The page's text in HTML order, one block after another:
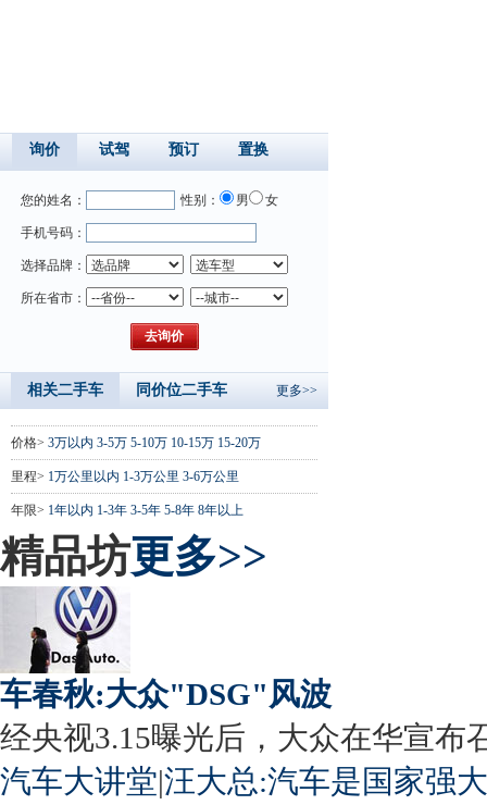
询价 试驾 预订 置换
您的姓名： 性别： 男 女
手机号码：
选择品牌：
所在省市：
相关二手车 同价位二手车 更多>>
价格> 3万以内 3-5万 5-10万 10-15万 15-20万
里程> 1万公里以内 1-3万公里 3-6万公里
年限> 1年以内 1-3年 3-5年 5-8年 8年以上
精品坊更多>>
车春秋:大众"DSG"风波
经央视3.15曝光后，大众在华宣布
汽车大讲堂|汪大总:汽车是国家强